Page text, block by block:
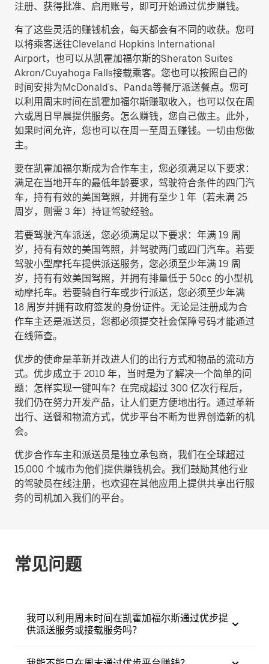
注册、获得批准、启用账号，即可开始通过优步赚钱。
有了这些灵活的赚钱机会，每天都会有不同的收获。您可
以将乘客送往Cleveland Hopkins International
Airport，也可以从凯霍加福尔斯的Sheraton Suites
Akron/Cuyahoga Falls接载乘客。您也可以按照自己的
时间安排为McDonald's、Panda等餐厅派送餐点。您可
以利用周末时间在凯霍加福尔斯赚取收入，也可以仅在周
六或周日早晨提供服务。怎么赚钱，您自己做主。此外，
如果时间允许，您也可以在周一至周五赚钱。一切由您做
主。
要在凯霍加福尔斯成为合作车主，您必须满足以下要求：
满足在当地开车的最低年龄要求，驾驶符合条件的四门汽
车，持有有效的美国驾照，并拥有至少 1 年（若未满 25
周岁，则需 3 年）持证驾驶经验。
若要驾驶汽车派送，您必须满足以下要求：年满 19 周
岁，持有有效的美国驾照，并驾驶两门或四门汽车。若要
驾驶小型摩托车提供派送服务，您必须至少年满 19 周
岁，持有有效美国驾照，并拥有排量低于 50cc 的小型机
动摩托车。若要骑自行车或步行派送，您必须至少年满
18 周岁并拥有政府签发的身份证件。无论是注册成为合
作车主还是派送员，您都必须提交社会保障号码才能通过
在线筛查。
优步的使命是革新并改进人们的出行方式和物品的流动方
式。优步成立于 2010 年，当时是为了解决一个简单的问
题：怎样实现一键叫车？在完成超过 300 亿次行程后，
我们仍在努力开发产品，让人们更方便地出行。通过革新
出行、送餐和物流方式，优步平台不断为世界创造新的机
会。
优步合作车主和派送员是独立承包商，我们在全球超过
15,000 个城市为他们提供赚钱机会。我们鼓励其他行业
的驾驶员在线注册，也欢迎在其他应用上提供共享出行服
务的司机加入我们的平台。
常见问题
我可以利用周末时间在凯霍加福尔斯通过优步提
供派送服务或接载服务吗？